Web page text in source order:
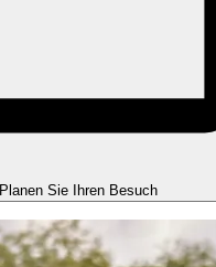
Planen Sie Ihren Besuch